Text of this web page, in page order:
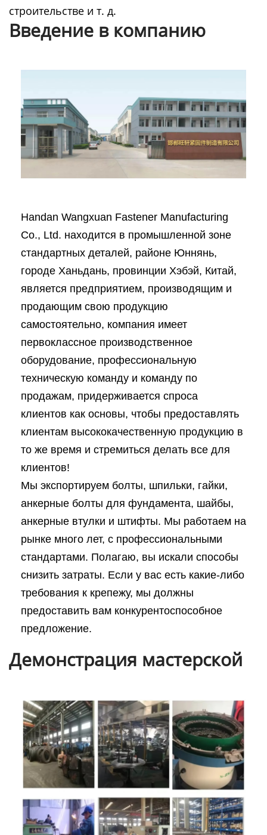
строительстве и т. д.
Введение в компанию
Handan Wangxuan Fastener Manufacturing
Co., Ltd. находится в промышленной зоне
стандартных деталей, районе Юннянь,
городе Ханьдань, провинции Хэбэй, Китай,
является предприятием, производящим и
продающим свою продукцию
самостоятельно, компания имеет
первоклассное производственное
оборудование, профессиональную
техническую команду и команду по
продажам, придерживается спроса
клиентов как основы, чтобы предоставлять
клиентам высококачественную продукцию в
то же время и стремиться делать все для
клиентов!
Мы экспортируем болты, шпильки, гайки,
анкерные болты для фундамента, шайбы,
анкерные втулки и штифты. Мы работаем на
рынке много лет, с профессиональными
стандартами. Полагаю, вы искали способы
снизить затраты. Если у вас есть какие-либо
требования к крепежу, мы должны
предоставить вам конкурентоспособное
предложение.
Демонстрация мастерской